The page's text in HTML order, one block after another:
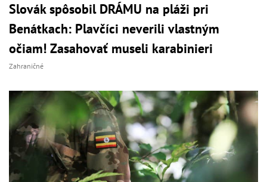
Slovák spôsobil DRÁMU na pláži pri
Benátkach: Plavčíci neverili vlastným
očiam! Zasahovať museli karabinieri
Zahraničné